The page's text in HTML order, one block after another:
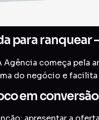
para ranquear
Agência começa
do negócio e facilita
em conversão